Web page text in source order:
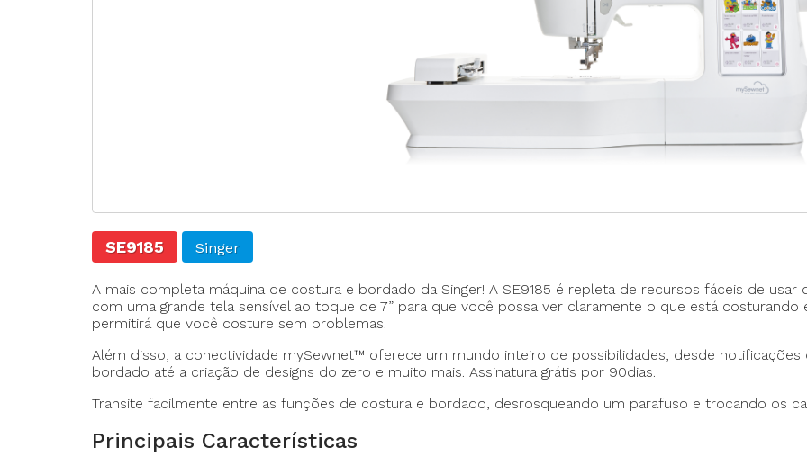
Máquina p/ Barra de Calça
Máquina Programável
Máquina de Passante
Travete
SE9185 Singer
A mais completa máquina de costura e bordado da Singer! A SE9185 é repleta de recursos fáceis de
com uma grande tela sensível ao toque de 7” para que você possa ver claramente o que está
permitirá que você costure sem problemas.
Além disso, a conectividade mySewnet™ oferece um mundo inteiro de possibilidades, desde
bordado até a criação de designs do zero e muito mais. Assinatura grátis por 90dias.
Transite facilmente entre as funções de costura e bordado, desrosqueando um parafuso e trocando os
Principais Características